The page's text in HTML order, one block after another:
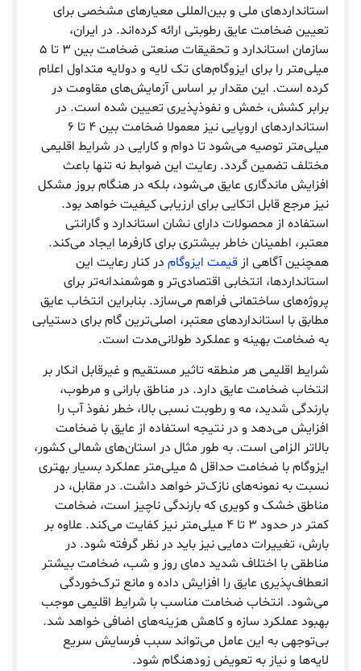
استانداردهای ملی و بین‌المللی معیارهای مشخصی برای
تعیین ضخامت عایق رطوبتی ارائه کرده‌اند. در ایران،
سازمان استاندارد و تحقیقات صنعتی ضخامت بین ۳ تا ۵
میلی‌متر را برای ایزوگام‌های تک لایه و دولایه متداول اعلام
کرده است. این مقدار بر اساس آزمایش‌های مقاومت در
برابر کشش، خمش و نفوذپذیری تعیین شده است. در
استانداردهای اروپایی نیز معمولا ضخامت بین ۴ تا ۶
میلی‌متر توصیه می‌شود تا دوام و کارایی در شرایط اقلیمی
مختلف تضمین گردد. رعایت این ضوابط نه تنها باعث
افزایش ماندگاری عایق می‌شود، بلکه در هنگام بروز مشکل
نیز مرجع قابل اتکایی برای ارزیابی کیفیت خواهد بود.
استفاده از محصولات دارای نشان استاندارد و گارانتی
معتبر، اطمینان خاطر بیشتری برای کارفرما ایجاد می‌کند.
همچنین آگاهی از قیمت ایزوگام در کنار رعایت این
استانداردها، انتخابی اقتصادی‌تر و هوشمندانه‌تر برای
پروژه‌های ساختمانی فراهم می‌سازد. بنابراین انتخاب عایق
مطابق با استانداردهای معتبر، اصلی‌ترین گام برای دستیابی
به ضخامت بهینه و عملکرد طولانی‌مدت است.
شرایط اقلیمی هر منطقه تاثیر مستقیم و غیرقابل انکار بر
انتخاب ضخامت عایق دارد. در مناطق بارانی و مرطوب،
بارندگی شدید، مه و رطوبت نسبی بالا، خطر نفوذ آب را
افزایش می‌دهد و در نتیجه استفاده از عایق با ضخامت
بالاتر الزامی است. به طور مثال در استان‌های شمالی کشور،
ایزوگام با ضخامت حداقل ۵ میلی‌متر عملکرد بسیار بهتری
نسبت به نمونه‌های نازک‌تر خواهد داشت. در مقابل، در
مناطق خشک و کویری که بارندگی ناچیز است، ضخامت
کمتر در حدود ۳ تا ۴ میلی‌متر نیز کفایت می‌کند. علاوه بر
بارش، تغییرات دمایی نیز باید در نظر گرفته شود. در
مناطقی با اختلاف شدید دمای روز و شب، ضخامت بیشتر
انعطاف‌پذیری عایق را افزایش داده و مانع ترک‌خوردگی
می‌شود. انتخاب ضخامت مناسب با شرایط اقلیمی موجب
بهبود عملکرد سازه و کاهش هزینه‌های اضافی خواهد شد.
بی‌توجهی به این عامل می‌تواند سبب فرسایش سریع
لایه‌ها و نیاز به تعویض زودهنگام شود.